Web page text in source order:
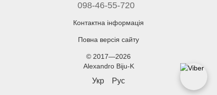
098-46-55-720
Контактна інформація
Повна версія сайту
© 2017—2026
Alexandro Biju-K
Укр Рус